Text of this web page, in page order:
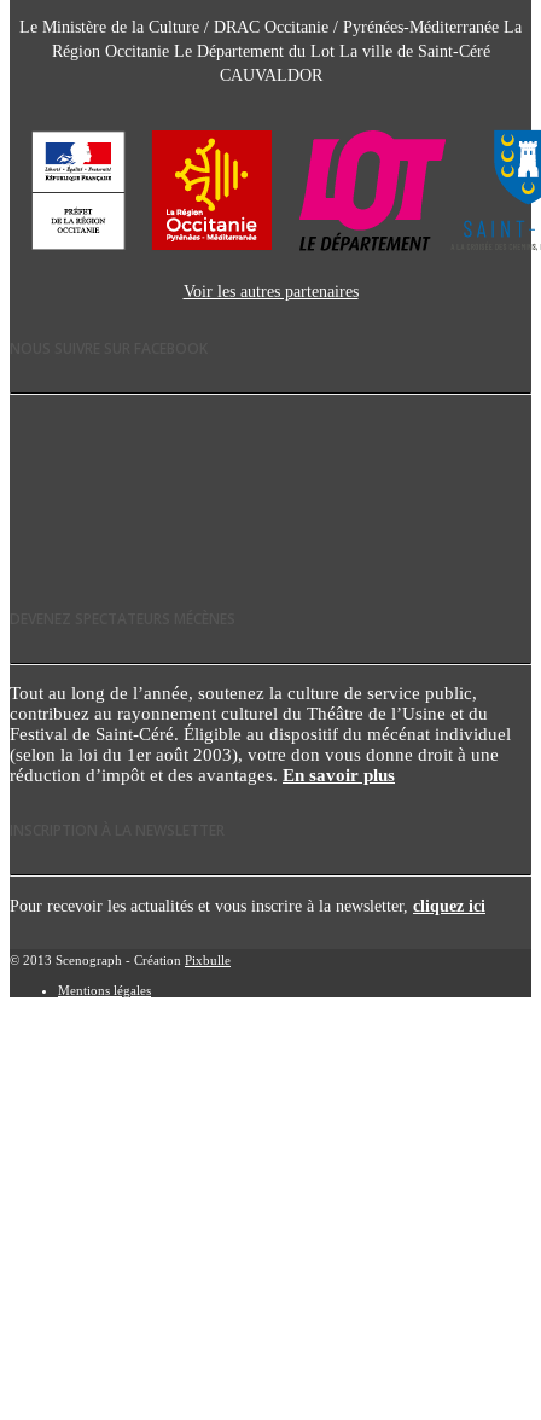
Le Ministère de la Culture / DRAC Occitanie / Pyrénées-Méditerranée La
Région Occitanie Le Département du Lot La ville de Saint-Céré
CAUVALDOR
Voir les autres partenaires
Tout au long de l’année, soutenez la culture de service public,
contribuez au rayonnement culturel du Théâtre de l’Usine et du
Festival de Saint-Céré. Éligible au dispositif du mécénat individuel
(selon la loi du 1er août 2003), votre don vous donne droit à une
réduction d’impôt et des avantages. En savoir plus
Pour recevoir les actualités et vous inscrire à la newsletter, cliquez ici
© 2013 Scenograph - Création Pixbulle
Mentions légales